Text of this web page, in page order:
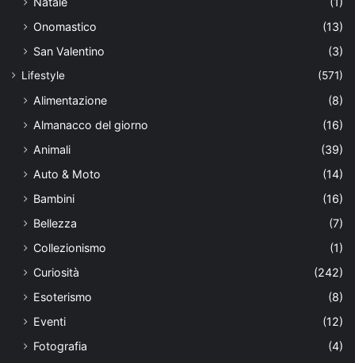
Onomastico
(13)
San Valentino
(3)
Lifestyle (571)
Alimentazione
(8)
Almanacco del giorno
(16)
Animali
(39)
Auto & Moto
(14)
Bambini
(16)
Bellezza
(7)
Collezionismo
(1)
Curiosità
(242)
Esoterismo
(8)
Eventi
(12)
Fotografia
(4)